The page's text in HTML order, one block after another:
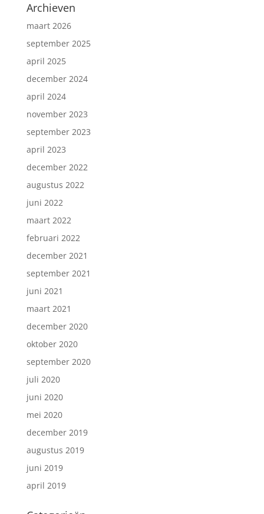
Archieven
maart 2026
september 2025
april 2025
december 2024
april 2024
november 2023
september 2023
april 2023
december 2022
augustus 2022
juni 2022
maart 2022
februari 2022
december 2021
september 2021
juni 2021
maart 2021
december 2020
oktober 2020
september 2020
juli 2020
juni 2020
mei 2020
december 2019
augustus 2019
juni 2019
april 2019